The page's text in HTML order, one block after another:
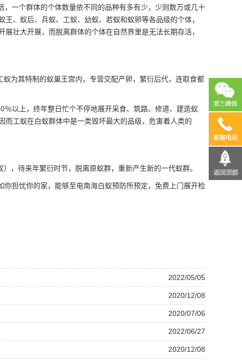
，一个群体的个体数量依不同的品种有多有少，少则数万或几十
、蚁后、兵蚁、工蚁、幼蚁、若蚁和蚁卵等各品级的个体，
壮大开展，而脱离群体的个体在自然界里是无法长期存活，
为其特制的蚁巢王宫内，专营交配产卵，繁衍后代，连取食都
以上，终年整日忙个不停地展开采食、筑路、修道、建造蚁
工蚁在白蚁群体中是一类毁坏最大的品级，危害着人类的
，待来年繁衍时节，脱离原蚁群，重新产生新的一代蚁群。
担忧你的家，能够至电南海白蚁预防所预定，免费上门展开检
2022/05/05
2020/12/08
2020/07/06
2022/06/27
2020/12/08